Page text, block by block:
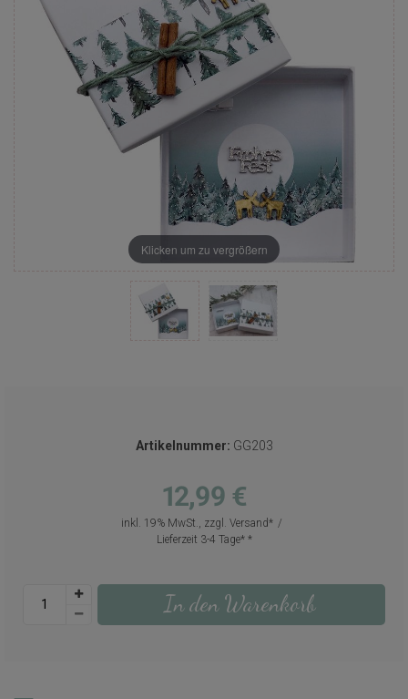
Klicken um zu vergrößern
Artikelnummer: GG203
12,99 €
inkl. 19% MwSt., zzgl. Versand
Lieferzeit 3-4 Tage*
In den Warenkorb